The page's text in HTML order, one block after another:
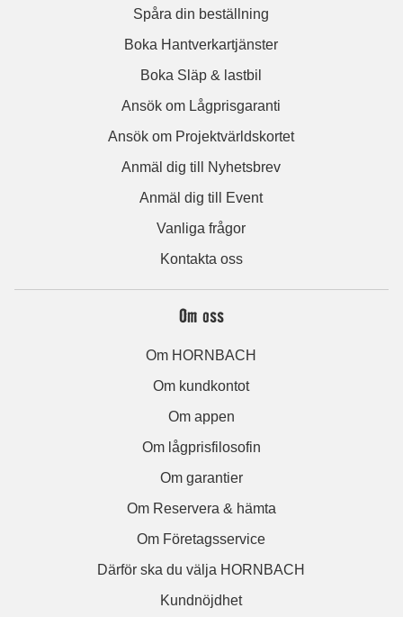
Spåra din beställning
Boka Hantverkartjänster
Boka Släp & lastbil
Ansök om Lågprisgaranti
Ansök om Projektvärldskortet
Anmäl dig till Nyhetsbrev
Anmäl dig till Event
Vanliga frågor
Kontakta oss
Om oss
Om HORNBACH
Om kundkontot
Om appen
Om lågprisfilosofin
Om garantier
Om Reservera & hämta
Om Företagsservice
Därför ska du välja HORNBACH
Kundnöjdhet